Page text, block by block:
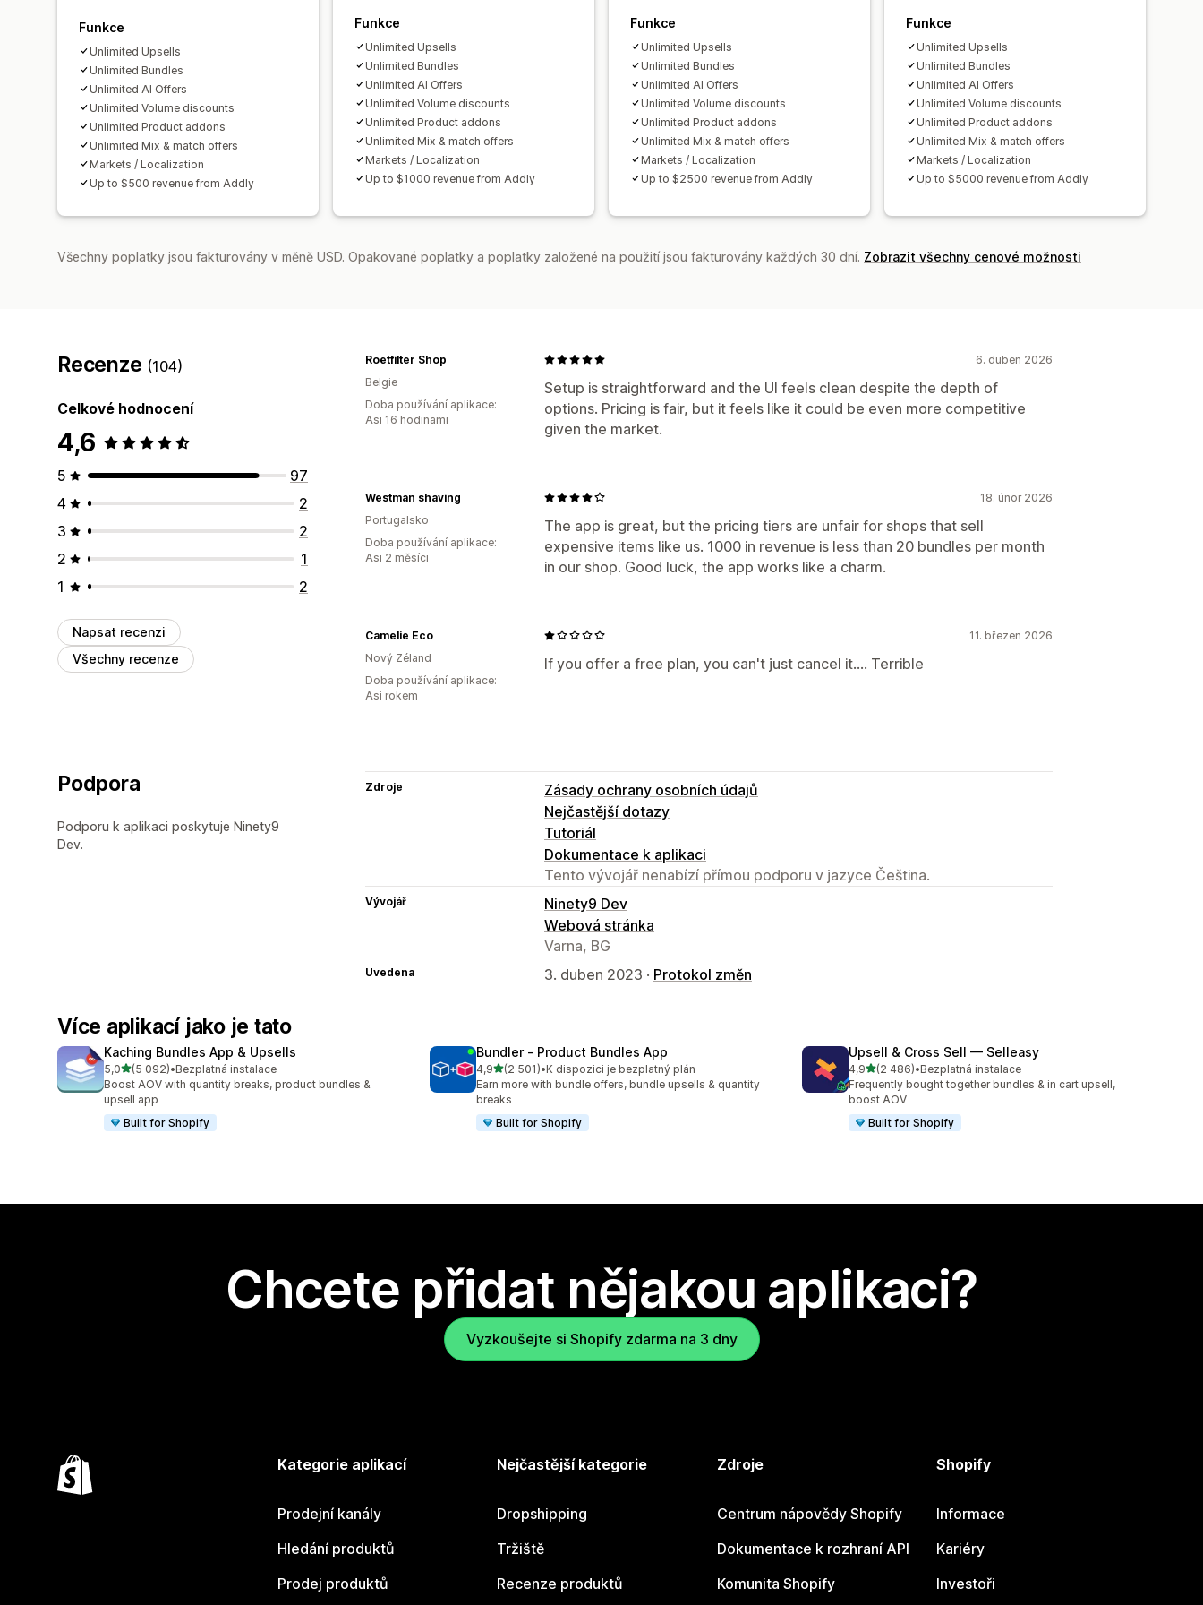
Upgrade předplatného
A/​B testování Míry prokliku
Výkonnost doporučení
Návrhy optimalizace
Výkonnost trychtýře
Funkce
Unlimited Upsells
Unlimited Bundles
Unlimited AI Offers
Unlimited Volume discounts
Unlimited Product addons
Unlimited Mix & match offers
Markets / Localization
Up to $500 revenue from Addly
Funkce
Unlimited Upsells
Unlimited Bundles
Unlimited AI Offers
Unlimited Volume discounts
Unlimited Product addons
Unlimited Mix & match offers
Markets / Localization
Up to $1000 revenue from Addly
Funkce
Unlimited Upsells
Unlimited Bundles
Unlimited AI Offers
Unlimited Volume discounts
Unlimited Product addons
Unlimited Mix & match offers
Markets / Localization
Up to $2500 revenue from Addly
Funkce
Unlimited Upsells
Unlimited Bundles
Unlimited AI Offers
Unlimited Volume discounts
Unlimited Product addons
Unlimited Mix & match offers
Markets / Localization
Up to $5000 revenue from Addly
Všechny poplatky jsou fakturovány v měně USD. Opakované poplatky a poplatky založené na použití jsou fakturovány každých 30 dní. Zobrazit všechny cenové možnosti
Recenze (104)
Celkové hodnocení
4,6
5
97
4
2
3
2
2
1
1
2
Napsat recenzi
Všechny recenze
6. duben 2026
Setup is straightforward and the UI feels clean despite the depth of
options. Pricing is fair, but it feels like it could be even more competitive
given the market.
Roetfilter Shop
Belgie
Doba používání aplikace:
Asi 16 hodinami
18. únor 2026
The app is great, but the pricing tiers are unfair for shops that sell
expensive items like us. 1000 in revenue is less than 20 bundles per month
in our shop. Good luck, the app works like a charm.
Westman shaving
Portugalsko
Doba používání aplikace:
Asi 2 měsíci
11. březen 2026
If you offer a free plan, you can't just cancel it.... Terrible
Camelie Eco
Nový Zéland
Doba používání aplikace:
Asi rokem
Podpora
Podporu k aplikaci poskytuje Ninety9
Dev.
Zdroje
Zásady ochrany osobních údajů
Nejčastější dotazy
Tutoriál
Dokumentace k aplikaci
Tento vývojář nenabízí přímou podporu v jazyce Čeština.
Vývojář
Ninety9 Dev
Webová stránka
Varna, BG
Uvedena 3. duben 2023 · Protokol změn
Více aplikací jako je tato
Kaching Bundles App & Upsells
5,0z 5 hvězd
(5 092)
Celkový počet recenzí: 5092
•Bezplatná instalace
Boost AOV with quantity breaks, product bundles &
upsell app
Built for Shopify
Bundler ‑ Product Bundles App
4,9z 5 hvězd
(2 501)
Celkový počet recenzí: 2501
•K dispozici je bezplatný plán
Earn more with bundle offers, bundle upsells & quantity
breaks
Built for Shopify
Upsell & Cross Sell — Selleasy
4,9z 5 hvězd
(2 486)
Celkový počet recenzí: 2486
•Bezplatná instalace
Frequently bought together bundles & in cart upsell,
boost AOV
Built for Shopify
Chcete přidat nějakou aplikaci?
Vyzkoušejte si Shopify zdarma na 3 dny
Kategorie aplikací
Prodejní kanály
Hledání produktů
Prodej produktů
Nejčastější kategorie
Dropshipping
Tržiště
Recenze produktů
Zdroje
Centrum nápovědy Shopify
Dokumentace k rozhraní API
Komunita Shopify
Shopify
Informace
Kariéry
Investoři